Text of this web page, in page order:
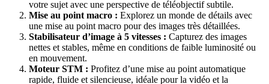
votre sujet avec une perspective de téléobjectif subtile.
Mise au point macro : Explorez un monde de détails avec
une mise au point macro pour des images très détaillées.
Stabilisateur d’image à 5 vitesses : Capturez des images
nettes et stables, même en conditions de faible luminosité ou
en mouvement.
Moteur STM : Profitez d’une mise au point automatique
rapide, fluide et silencieuse, idéale pour la vidéo et la